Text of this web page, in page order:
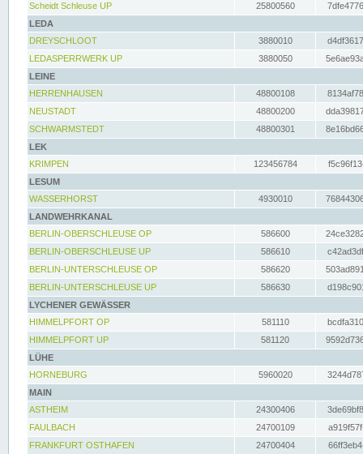
Scheidt Schleuse UP
25800560
LEDA
DREYSCHLOOT
3880010
LEDASPERRWERK UP
3880050
LEINE
HERRENHAUSEN
48800108
NEUSTADT
48800200
SCHWARMSTEDT
48800301
LEK
KRIMPEN
123456784
LESUM
WASSERHORST
4930010
LANDWEHRKANAL
BERLIN-OBERSCHLEUSE OP
586600
BERLIN-OBERSCHLEUSE UP
586610
BERLIN-UNTERSCHLEUSE OP
586620
BERLIN-UNTERSCHLEUSE UP
586630
LYCHENER GEWÄSSER
HIMMELPFORT OP
581110
HIMMELPFORT UP
581120
LÜHE
HORNEBURG
5960020
MAIN
ASTHEIM
24300406
FAULBACH
24700109
FRANKFURT OSTHAFEN
24700404